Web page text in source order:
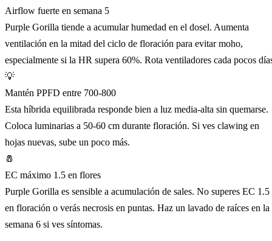
Airflow fuerte en semana 5
Purple Gorilla tiende a acumular humedad en el dosel. Aumenta
ventilación en la mitad del ciclo de floración para evitar moho,
especialmente si la HR supera 60%. Rota ventiladores cada pocos
💡
Mantén PPFD entre 700-800
Esta híbrida equilibrada responde bien a luz media-alta sin quemarse.
Coloca luminarias a 50-60 cm durante floración. Si ves clawing en
hojas nuevas, sube un poco más.
🧂
EC máximo 1.5 en flores
Purple Gorilla es sensible a acumulación de sales. No superes EC 1.5
en floración o verás necrosis en puntas. Haz un lavado de raíces en la
semana 6 si ves síntomas.